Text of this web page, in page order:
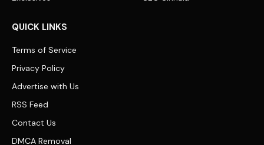
QUICK LINKS
Terms of Service
Privacy Policy
Advertise with Us
RSS Feed
Contact Us
DMCA Removal